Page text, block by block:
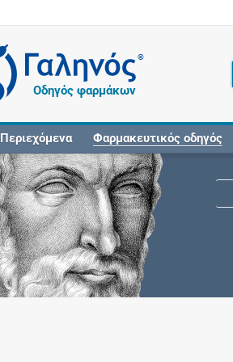
®
Οδηγός φαρμάκων
Περιεχόμενα Φαρμακευτικός οδηγός